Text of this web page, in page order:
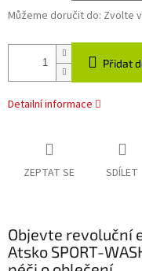
Můžeme doručit do: Zvolte
Přidat
Detailní informace
ZEPTAT SE SDÍLET
Objevte revoluční
Atsko SPORT-